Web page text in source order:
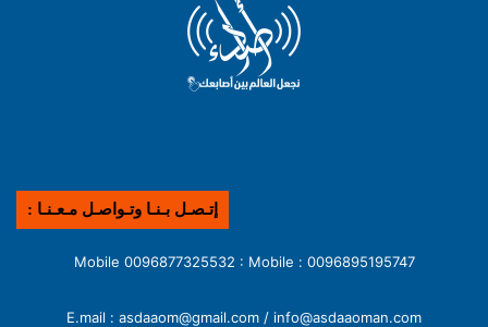
إتـصـل بـنـا وتـواصـل مـعـنـا :
0096895195747 : Mobile 0096877325532 : Mobile
E.mail : asdaaom@gmail.com / info@asdaaoman.com